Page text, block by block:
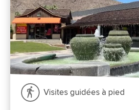
Visites guidées à pied